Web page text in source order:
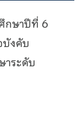
กษาปีที่ 6
งคับ
าระดับ